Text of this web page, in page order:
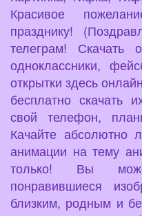
Красивое
празднику!
телеграм! Скачать
одноклассники,
открытки здесь
бесплатно скачать
свой телефон,
Качайте абсолютно
анимации на тему
только! Вы
понравившиеся
близким, родным и